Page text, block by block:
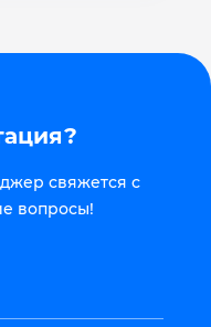
свяжется с
вопросы!